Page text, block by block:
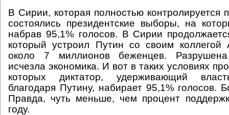
В Сирии, которая полностью контролируется
состоялись президентские выборы, на
набрав 95,1% голосов. В Сирии
который устроил Путин со своим
около 7 миллионов беженцев. Разрушена
исчезла экономика. И вот в таких условиях
которых диктатор, удерживающий
благодаря Путину, набирает 95,1% голосов.
Правда, чуть меньше, чем процент
году.